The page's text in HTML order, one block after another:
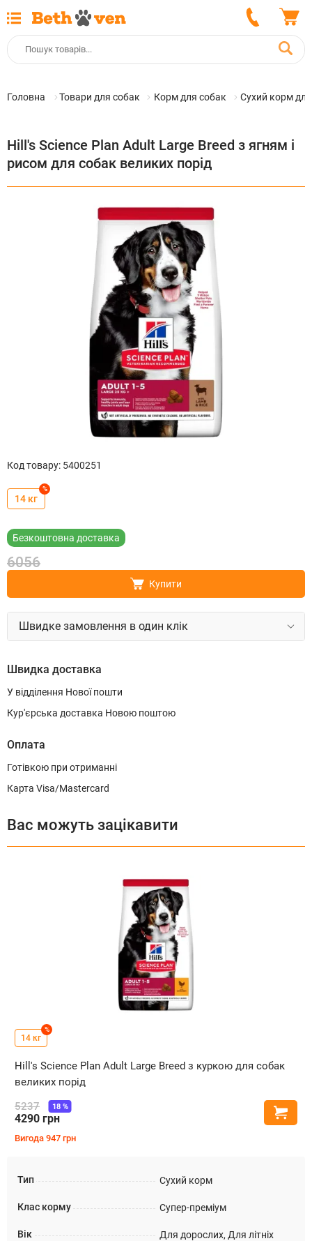
Головна Товари для собак Корм для собак Сухий корм
Hill's Science Plan Adult Large Breed з ягням і
рисом для собак великих порід
Код товару: 5400251
14 кг
%
Безкоштовна доставка
6056
Купити
Швидке замовлення в один клік
Швидка доставка
У відділення Нової пошти
Кур'єрська доставка Новою поштою
Оплата
Готівкою при отриманні
Карта Visa/Mastercard
Тип Сухий корм
Клас корму Супер-преміум
Вік Для дорослих, Для літніх
Вас можуть зацікавити
14 кг
%
Hill's Science Plan Adult Large Breed з куркою для собак
великих порід
5237
4290 грн
18%
Вигода 947 грн